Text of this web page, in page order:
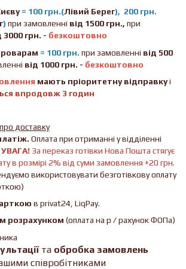
= 100 грн.(Лівий Берег), 200 грн.
) при замовленні від 1500 грн., при
3000 грн. - безкоштовно
= 100 грн. при замовленні від 500
від 1000 грн. - безкоштовно
мають пріоритетну відправкуі
впродовж 3 годин
доставку
Оплата при отриманні у відділенні
УВАГА! За переказ готівки Нова Пошта стягує
в розмірі 2% від суми замовлення +20 грн.
використовувати безготівкову оплату
в privat24, LiqPay.
розрахунком (оплата на р / рахунок ФОПа)
та обробка замовлень
співробітниками